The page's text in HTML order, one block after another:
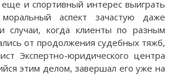
и спортивный интерес выиграть
аспект зачастую даже
случаи, когда клиенты по разным
от продолжения судебных тяжб,
Экспертно-юридического центра
этим делом, завершал его уже на